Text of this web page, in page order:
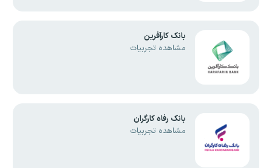
بانک کارآفرین
مشاهده تجربیات
بانک رفاه کارگران
مشاهده تجربیات